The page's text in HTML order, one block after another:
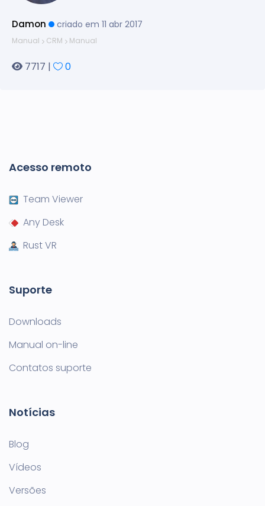
Damon criado em 11 abr 2017
Manual CRM Manual
7717 | 0
Acesso remoto
Team Viewer
Any Desk
Rust VR
Suporte
Downloads
Manual on-line
Contatos suporte
Notícias
Blog
Vídeos
Versões